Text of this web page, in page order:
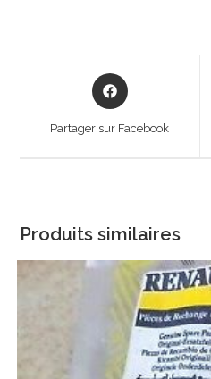
Opens
in
Partager sur Facebook
Produits similaires